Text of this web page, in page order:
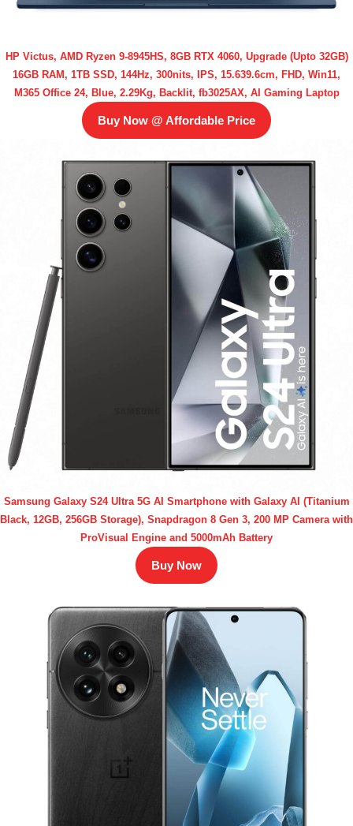
HP Victus, AMD Ryzen 9-8945HS, 8GB RTX 4060, Upgrade (Upto 32GB)
16GB RAM, 1TB SSD, 144Hz, 300nits, IPS, 15.639.6cm, FHD, Win11,
M365 Office 24, Blue, 2.29Kg, Backlit, fb3025AX, AI Gaming Laptop
Buy Now @ Affordable Price
Samsung Galaxy S24 Ultra 5G AI Smartphone with Galaxy AI (Titanium
Black, 12GB, 256GB Storage), Snapdragon 8 Gen 3, 200 MP Camera with
ProVisual Engine and 5000mAh Battery
Buy Now